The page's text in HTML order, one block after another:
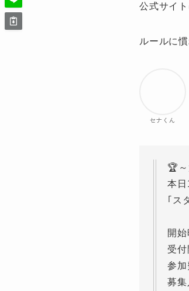
公式サイ
ルールに
セナくん
🏆
本日
｢ス
開
受
参加
募集